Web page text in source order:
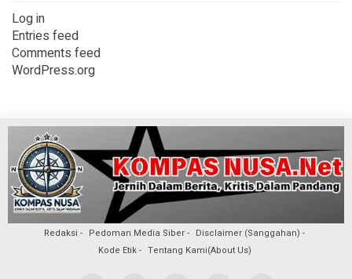
Log in
Entries feed
Comments feed
WordPress.org
Redaksi Pedoman Media Siber
Disclaimer (Sanggahan)
Kode Etik
Tentang Kami(About Us)